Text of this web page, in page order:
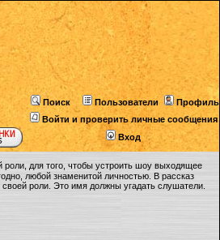
Поиск Пользователи
Профиль
Войти и проверить личные сообщения
Вход
для того, чтобы устроить шоу выходящее
любой знаменитой личностью. В рассказ
роли. Это имя должны угадать слушатели.